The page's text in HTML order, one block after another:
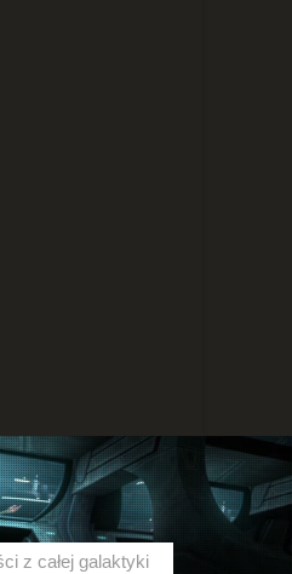
z całej galaktyki